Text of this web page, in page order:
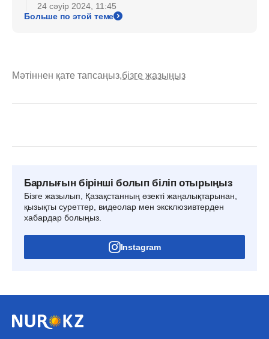
24 сәуір 2024, 11:45
Больше по этой теме
Мәтіннен қате тапсаңыз,бізге жазыңыз
Барлығын бірінші болып біліп отырыңыз
Бізге жазылып, Қазақстанның өзекті жаңалықтарынан,
қызықты суреттер, видеолар мен эксклюзивтерден
хабардар болыңыз.
Instagram